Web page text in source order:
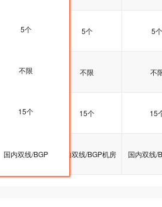
5个 5个 5个
不限 不限 不
15个 15个 15
双线/BGP机房 国内双线/BGP机房 国内双线/
5个
不限
15个
国内双线/BGP